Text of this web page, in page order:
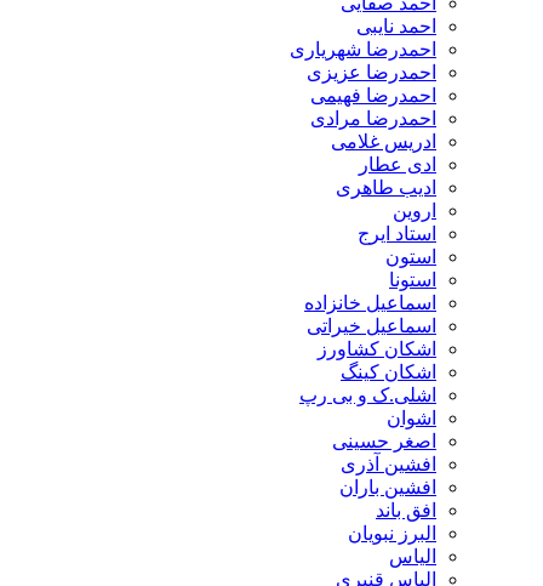
احمد نایبی
احمدرضا شهریاری
احمدرضا عزیزی
احمدرضا فهیمی
احمدرضا مرادی
ادریس غلامی
ادی عطار
ادیب طاهری
اروین
استاد ایرج
استون
استونا
اسماعیل خانزاده
اسماعیل خیراتی
اشکان کشاورز
اشکان کینگ
اشلی.ک و بی رپ
اشوان
اصغر حسینی
افشین آذری
افشین باران
افق باند
البرز نبویان
الیاس
الیاس قنبرى